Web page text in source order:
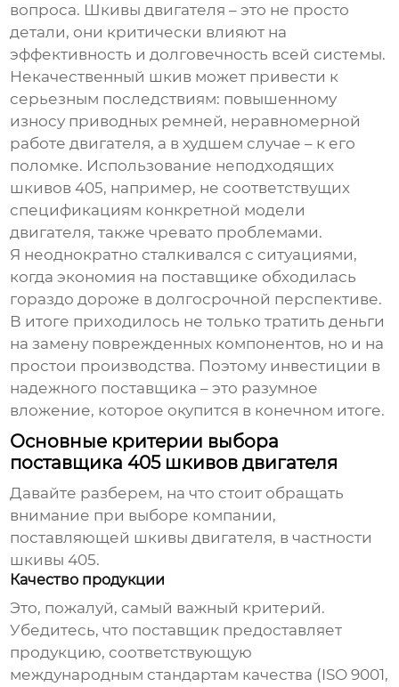
вопроса. Шкивы двигателя – это не просто
детали, они критически влияют на
эффективность и долговечность всей системы.
Некачественный шкив может привести к
серьезным последствиям: повышенному
износу приводных ремней, неравномерной
работе двигателя, а в худшем случае – к его
поломке. Использование неподходящих
шкивов 405, например, не соответствущих
спецификациям конкретной модели
двигателя, также чревато проблемами.
Я неоднократно сталкивался с ситуациями,
когда экономия на поставщике обходилась
гораздо дороже в долгосрочной перспективе.
В итоге приходилось не только тратить деньги
на замену поврежденных компонентов, но и на
простои производства. Поэтому инвестиции в
надежного поставщика – это разумное
вложение, которое окупится в конечном итоге.
Основные критерии выбора
поставщика 405 шкивов двигателя
Давайте разберем, на что стоит обращать
внимание при выборе компании,
поставляющей шкивы двигателя, в частности
шкивы 405.
Качество продукции
Это, пожалуй, самый важный критерий.
Убедитесь, что поставщик предоставляет
продукцию, соответствующую
международным стандартам качества (ISO 9001,